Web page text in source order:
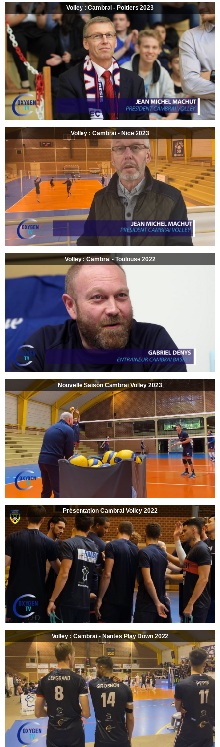
Volley : Cambrai - Poitiers 2023
Volley : Cambrai - Nice 2023
Volley : Cambrai - Toulouse 2022
Nouvelle Saison Cambrai Volley 2023
Présentation Cambrai Volley 2022
Volley : Cambrai - Nantes Play Down 2022